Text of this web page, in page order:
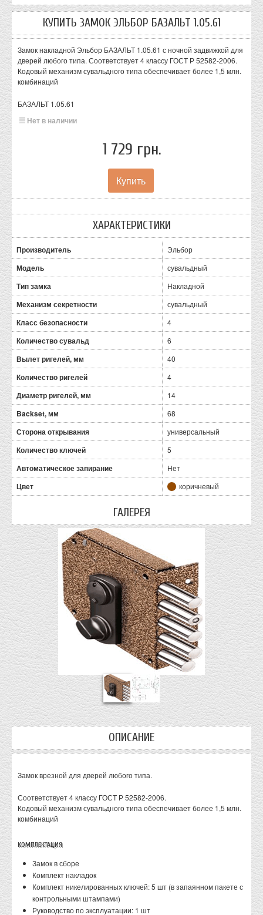
КУПИТЬ ЗАМОК ЭЛЬБОР БАЗАЛЬТ 1.05.61
Замок накладной Эльбор БАЗАЛЬТ 1.05.61 с ночной задвижкой для
дверей любого типа. Соответствует 4 классу ГОСТ Р 52582-2006.
Кодовый механизм сувальдного типа обеспечивает более 1,5 млн.
комбинаций
БАЗАЛЬТ 1.05.61
Нет в наличии
1 729 грн.
ХАРАКТЕРИСТИКИ
Производитель Эльбор
Модель сувальдный
Тип замка Накладной
Механизм секретности сувальдный
Класс безопасности 4
Количество сувальд 6
Вылет ригелей, мм 40
Количество ригелей 4
Диаметр ригелей, мм 14
Backset, мм 68
Сторона открывания универсальный
Количество ключей 5
Автоматическое запирание Нет
Цвет коричневый
ГАЛЕРЕЯ
ОПИСАНИЕ
Замок врезной для дверей любого типа.
Соответствует 4 классу ГОСТ Р 52582-2006.
Кодовый механизм сувальдного типа обеспечивает более 1,5 млн.
комбинаций
КОМПЛЕКТАЦИЯ
Замок в сборе
Комплект накладок
Комплект никелированных ключей: 5 шт (в запаянном пакете с
контрольными штампами)
Руководство по эксплуатации: 1 шт